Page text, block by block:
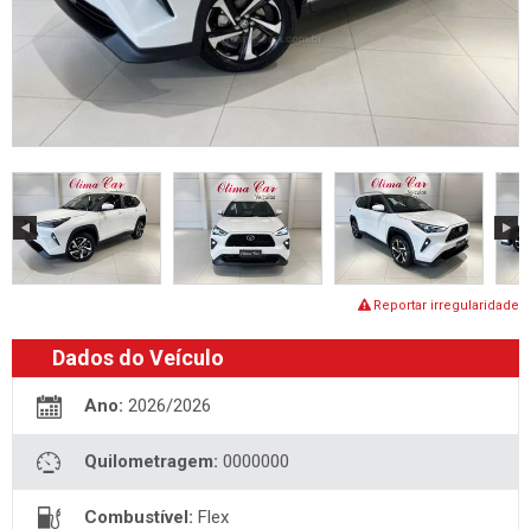
Reportar irregularidade
Dados do Veículo
Ano: 2026/2026
Quilometragem: 0000000
Combustível: Flex